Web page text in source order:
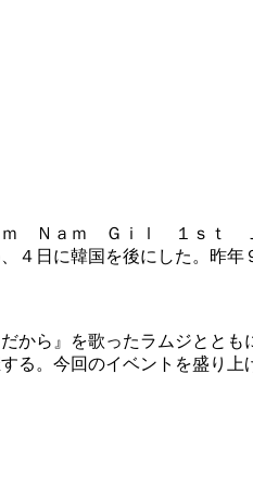
ｉｍ Ｎａｍ Ｇｉｌ １ｓ
日に韓国を後にした。昨
ら』を歌ったラムジとと
。今回のイベントを盛り上